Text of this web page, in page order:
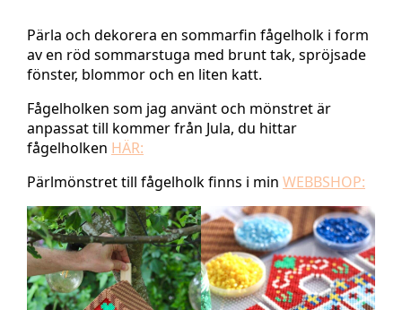
Pärla och dekorera en sommarfin fågelholk i form
av en röd sommarstuga med brunt tak, spröjsade
fönster, blommor och en liten katt.
Fågelholken som jag använt och mönstret är
anpassat till kommer från Jula, du hittar
fågelholken HÄR:
Pärlmönstret till fågelholk finns i min WEBBSHOP: